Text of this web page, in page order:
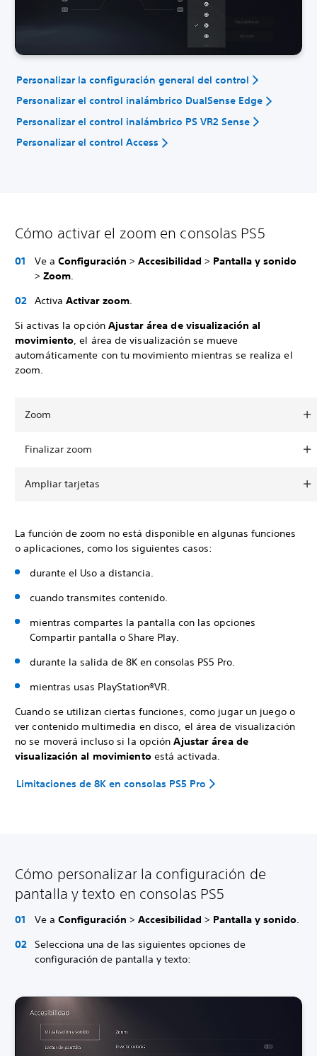
Personalizar la configuración general del control
Personalizar el control inalámbrico DualSense Edge
Personalizar el control inalámbrico PS VR2 Sense
Personalizar el control Access
Cómo activar el zoom en consolas PS5
Ve a Configuración > Accesibilidad > Pantalla y sonido
> Zoom.
Activa Activar zoom.
Si activas la opciónAjustar área de visualización al
movimiento, el área de visualización se mueve
automáticamente con tu movimiento mientras se realiza el
zoom.
Zoom
Finalizar zoom
Ampliar tarjetas
La función de zoom no está disponible en algunas funciones
o aplicaciones, como los siguientes casos:
durante el Uso a distancia.
cuando transmites contenido.
mientras compartes la pantalla con las opciones
Compartir pantalla o Share Play.
durante la salida de 8K en consolas PS5 Pro.
mientras usas PlayStation®VR.
Cuando se utilizan ciertas funciones, como jugar un juego o
ver contenido multimedia en disco, el área de visualización
no se moverá incluso si la opciónAjustar área de
visualización al movimientoestá activada.
Limitaciones de 8K en consolas PS5 Pro
Cómo personalizar la configuración de
pantalla y texto en consolas PS5
Ve a Configuración > Accesibilidad > Pantalla y sonido.
Selecciona una de las siguientes opciones de
configuración de pantalla y texto: